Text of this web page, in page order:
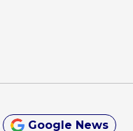
Google News